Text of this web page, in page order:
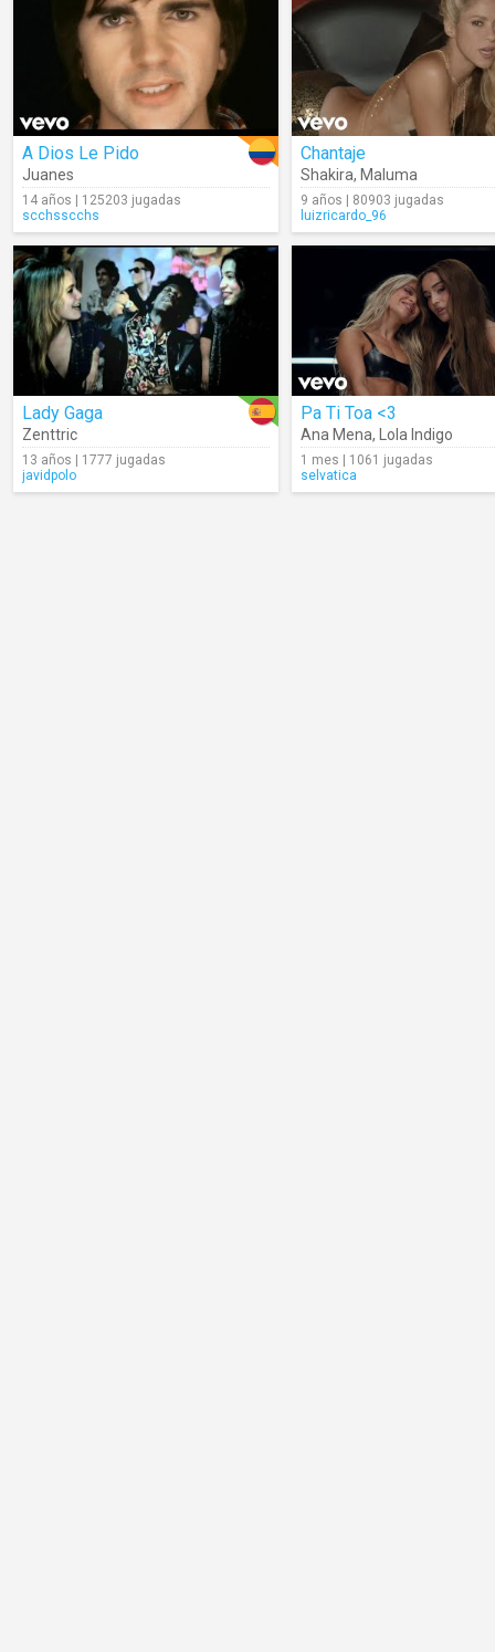
A Dios Le Pido
Juanes
14 años | 125203 jugadas
scchsscchs
Chantaje
Shakira, Maluma
9 años | 80903 jugadas
luizricardo_96
Lady Gaga
Zenttric
13 años | 1777 jugadas
javidpolo
Pa Ti Toa <3
Ana Mena, Lola Indigo
1 mes | 1061 jugadas
selvatica